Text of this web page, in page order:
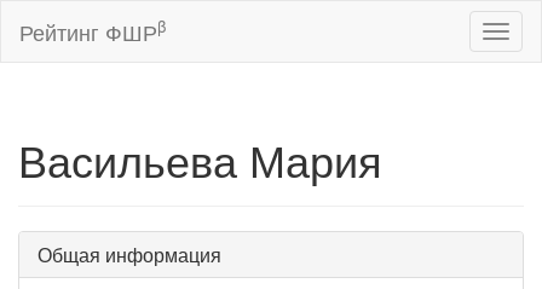
Рейтинг ФШРβ
Васильева Мария
Общая информация